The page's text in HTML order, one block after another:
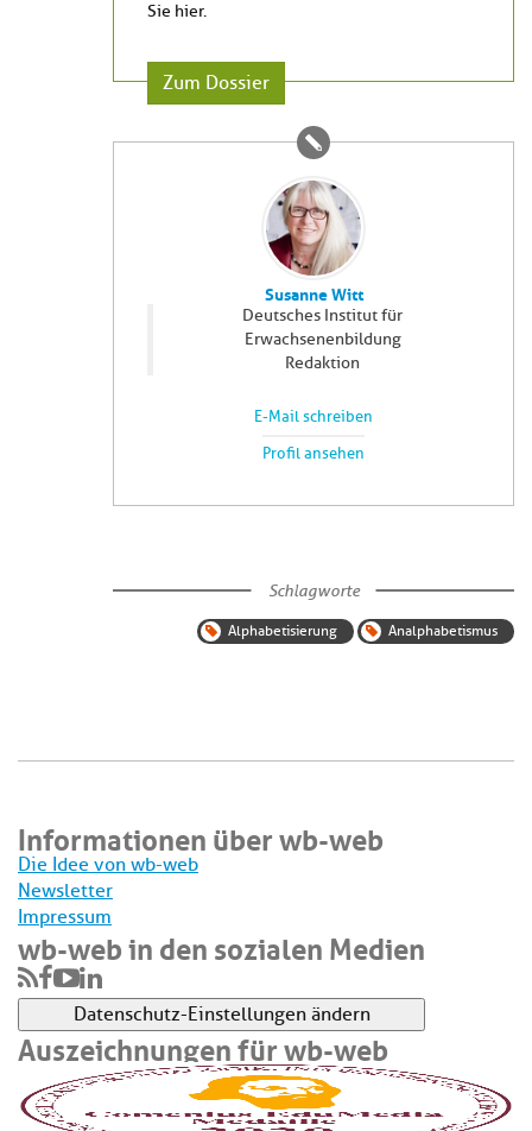
Sie hier.
Zum Dossier
Susanne Witt
Deutsches Institut für
Erwachsenenbildung
Redaktion
E-Mail schreiben
Profil ansehen
Schlagworte
Alphabetisierung Analphabetismus
Informationen über wb-web
Die Idee von wb-web
Newsletter
Impressum
wb-web in den sozialen Medien
Datenschutz-Einstellungen ändern
Auszeichnungen für wb-web